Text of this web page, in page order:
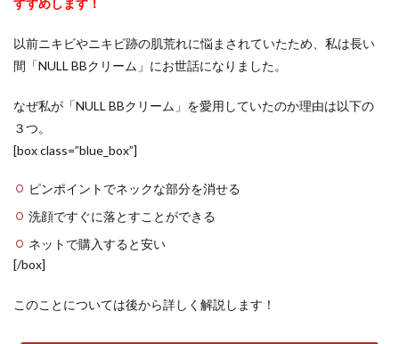
すすめします！
以前ニキビやニキビ跡の肌荒れに悩まされていたため、私は長い
間「NULL BBクリーム」にお世話になりました。
なぜ私が「NULL BBクリーム」を愛用していたのか理由は以下の
３つ。
[box class=”blue_box”]
ピンポイントでネックな部分を消せる
洗顔ですぐに落とすことができる
ネットで購入すると安い
[/box]
このことについては後から詳しく解説します！